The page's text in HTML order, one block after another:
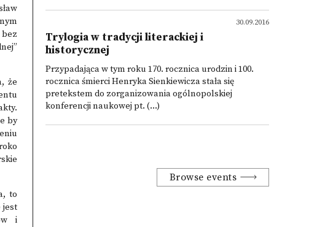
że
by
to
jest
i
30.09.2016
Trylogia w tradycji literackiej i
historycznej
Przypadająca w tym roku 170. rocznica urodzin i 100.
rocznica śmierci Henryka Sienkiewicza stała się
pretekstem do zorganizowania ogólnopolskiej
konferencji naukowej pt. (...)
Browse events